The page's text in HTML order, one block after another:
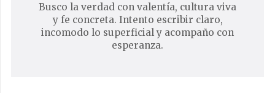
Busco la verdad con valentía, cultura viva
y fe concreta. Intento escribir claro,
incomodo lo superficial y acompaño con
esperanza.